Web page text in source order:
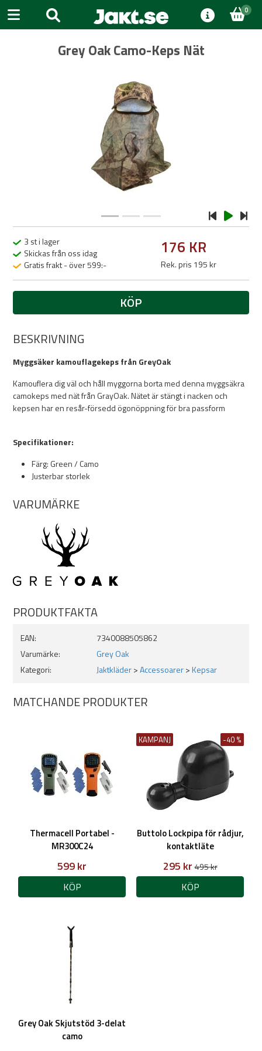
0
Grey Oak Camo-Keps Nät
3 st i lager
Skickas från oss idag
Gratis frakt - över 599:-
176 KR
Rek. pris 195 kr
KÖP
BESKRIVNING
Myggsäker kamouflagekeps från GreyOak
Kamouflera dig väl och håll myggorna borta med denna myggsäkra
camokeps med nät från GrayOak. Nätet är stängt i nacken och
kepsen har en resår-försedd ögonöppning för bra passform
Specifikationer:
Färg: Green / Camo
Justerbar storlek
VARUMÄRKE
PRODUKTFAKTA
EAN:
7340088505862
Varumärke:
Grey Oak
Kategori:
Jaktkläder>Accessoarer>Kepsar
MATCHANDE PRODUKTER
Thermacell Portabel -
MR300C24
599 kr
KÖP
KAMPANJ -40 %
Buttolo Lockpipa för rådjur,
kontaktläte
295 kr495 kr
KÖP
Grey Oak Skjutstöd 3-delat
camo